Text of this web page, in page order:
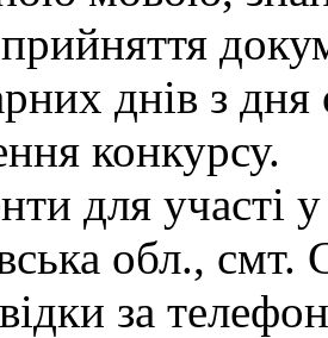
днів з
конкурсу.
для участі
обл.,
за